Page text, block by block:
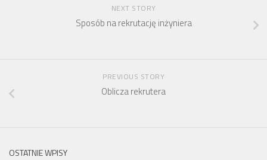
NEXT STORY
Sposób na rekrutację inżyniera
PREVIOUS STORY
Oblicza rekrutera
OSTATNIE WPISY